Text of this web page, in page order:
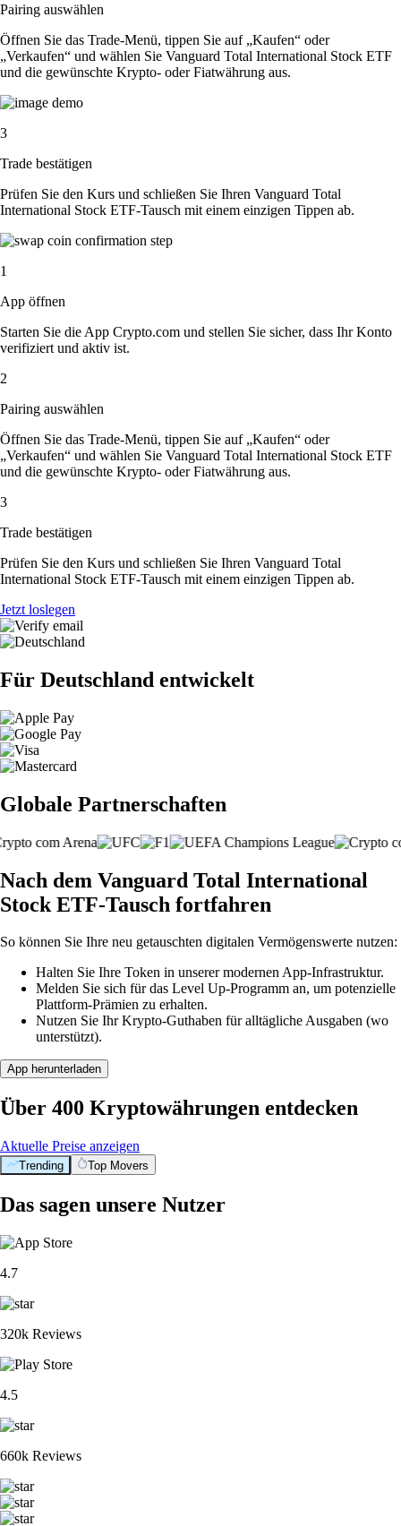
Pairing auswählen
Öffnen Sie das Trade-Menü, tippen Sie auf „Kaufen“ oder
„Verkaufen“ und wählen Sie Vanguard Total International Stock ETF
und die gewünschte Krypto- oder Fiatwährung aus.
3
Trade bestätigen
Prüfen Sie den Kurs und schließen Sie Ihren Vanguard Total
International Stock ETF-Tausch mit einem einzigen Tippen ab.
1
App öffnen
Starten Sie die App Crypto.com und stellen Sie sicher, dass Ihr Konto
verifiziert und aktiv ist.
2
Pairing auswählen
Öffnen Sie das Trade-Menü, tippen Sie auf „Kaufen“ oder
„Verkaufen“ und wählen Sie Vanguard Total International Stock ETF
und die gewünschte Krypto- oder Fiatwährung aus.
3
Trade bestätigen
Prüfen Sie den Kurs und schließen Sie Ihren Vanguard Total
International Stock ETF-Tausch mit einem einzigen Tippen ab.
Jetzt loslegen
Für Deutschland entwickelt
Globale Partnerschaften
Nach dem Vanguard Total International
Stock ETF-Tausch fortfahren
So können Sie Ihre neu getauschten digitalen Vermögenswerte nutzen:
Halten Sie Ihre Token in unserer modernen App-Infrastruktur.
Melden Sie sich für das Level Up-Programm an, um potenzielle
Plattform-Prämien zu erhalten.
Nutzen Sie Ihr Krypto-Guthaben für alltägliche Ausgaben (wo
unterstützt).
App herunterladen
Über 400 Kryptowährungen entdecken
Aktuelle Preise anzeigen
Trending Top Movers
Das sagen unsere Nutzer
4.7
320k Reviews
4.5
660k Reviews